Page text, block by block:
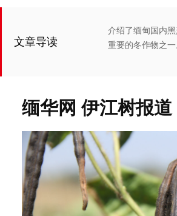
文章导读
介绍了缅甸国内
重要的冬作物之一
缅华网 伊江树报道